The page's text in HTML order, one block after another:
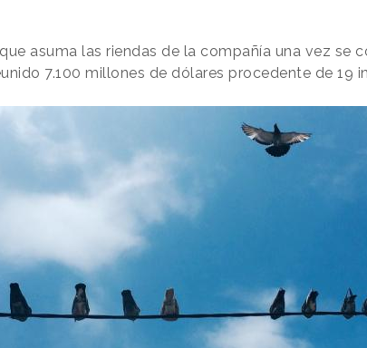
asuma las riendas de la compañía una vez se
7.100 millones de dólares procedente de 19